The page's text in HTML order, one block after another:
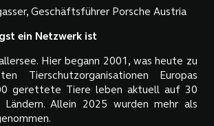
Geschäftsführer Porsche Austria
ein Netzwerk ist
Hier begann 2001, was heute zu
Tierschutzorganisationen Europas
gerettete Tiere leben aktuell auf 30
Allein 2025 wurden mehr als